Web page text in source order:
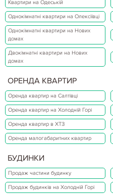
Квартири на Одеській
Однокімнатні квартири на Олексіївці
Однокімнатні квартири на Нових
домах
Двокімнатні квартири на Нових
домах
ОРЕНДА КВАРТИР
Оренда квартир на Салтівці
Оренда квартир на Холодній Горі
Оренда квартир в ХТЗ
Оренда малогабаритних квартир
БУДИНКИ
Продаж частини будинку
Продаж будинків на Холодній Горі